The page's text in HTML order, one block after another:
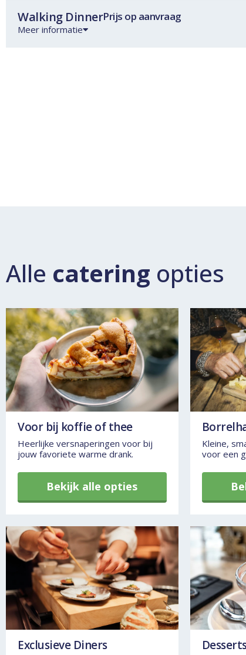
Walking DinnerPrijs op aanvraag
Meer informatie
Alle catering opties
Voor bij koffie of thee
Heerlijke versnaperingen voor bij
jouw favoriete warme drank.
Bekijk alle opties
Kleine,
voor een
Exclusieve Diners